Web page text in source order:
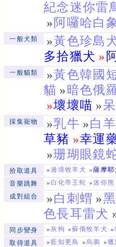
紀念迷你雷
» 阿囉哈白
一般犬類 »黃色珍島
多拾獵犬 »
一般貓類 »黃色韓國
貓 » 暗色俄
»壞壞喵 »
採集寵物 »乳牛 »白羊
草豬 »幸運
»珊瑚眼鏡
拾取道具 »邊境牧羊犬 »薩摩耶
音樂跳舞
» 白化帝王蛇 »迷你熊
成對組合
»白刺蝟 »
色長耳雷犬
同步變身 »灰狗 »蘇俄牧羊犬 »
取得道具
»藍知更鳥 »烏鴉 »獵